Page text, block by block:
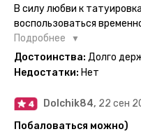
нанесла одну из них и
понятно объяснено,
картинка с
держаться дольше всего.
рекомендую, буду
В силу любви к
воспользоваться
хочется набивать
смысла набивать нет,
временные татуировки и
больше ничего и не нужно.
Подробнее
Достоинства: Долго
Недостатки: Нет
Dolchik84, 22 сен
Побаловаться можно)